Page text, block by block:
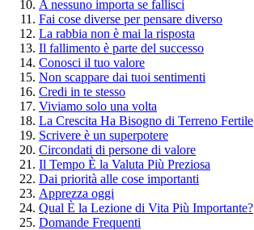
A nessuno importa se fallisci
Fai cose diverse per pensare diverso
La rabbia non è mai la risposta
Il fallimento è parte del successo
Conosci il tuo valore
Non scappare dai tuoi sentimenti
Credi in te stesso
Viviamo solo una volta
La Crescita Ha Bisogno di Terreno Fertile
Scrivere è un superpotere
Circondati di persone di valore
Il Tempo È la Valuta Più Preziosa
Dai priorità alle cose importanti
Apprezza oggi
Qual È la Lezione di Vita Più Importante?
Domande Frequenti